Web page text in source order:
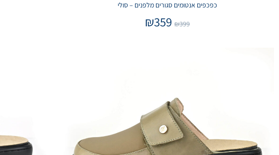
כפכפים אנטומים סגורים מלפנים – סולי
₪399
₪359